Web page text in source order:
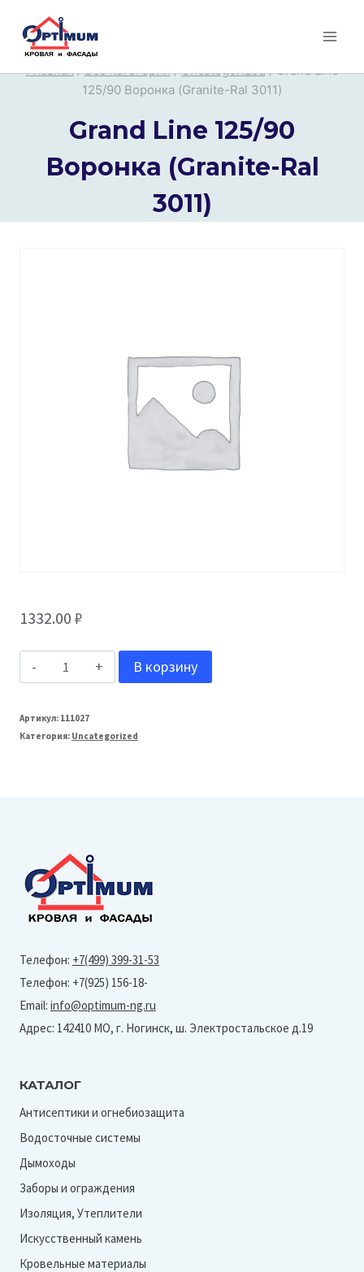
Перейти
Главная / Все категории / Uncategorized / Grand Line
125/90 Воронка (Granite-Ral 3011)
Grand Line 125/90
Воронка (Granite-Ral
3011)
1332.00 ₽
Количество
Grand
Line
3011)
В корзину
Артикул: 111027
Категория: Uncategorized
Телефон: +7(499) 399-31-53
Телефон: +7(925) 156-18-
Email: info@optimum-ng.ru
Адрес: 142410 МО, г. Ногинск, ш. Электростальское д.19
КАТАЛОГ
Антисептики и огнебиозащита
Водосточные системы
Дымоходы
Заборы и ограждения
Изоляция, Утеплители
Искусственный камень
Кровельные материалы